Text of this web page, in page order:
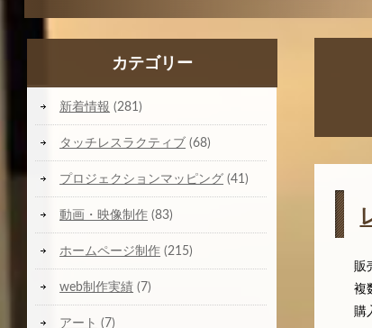
販
複
購
カテゴリー
新着情報 (281)
タッチレスラクティブ (68)
プロジェクションマッピング (41)
動画・映像制作 (83)
ホームページ制作 (215)
web制作実績 (7)
アート (7)